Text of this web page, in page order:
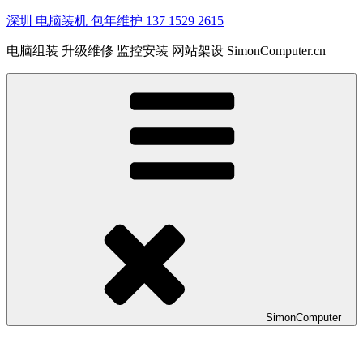
深圳 电脑装机 包年维护 137 1529 2615
电脑组装 升级维修 监控安装 网站架设 SimonComputer.cn
SimonComputer